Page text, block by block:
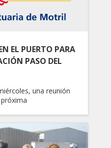
EL PUERTO PARA
PASO DEL
una reunión